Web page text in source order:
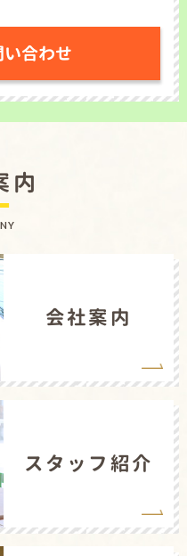
い合わせ
内
会社案内
スタッフ紹介